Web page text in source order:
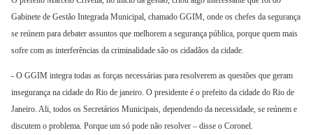
Gabinete de Gestão Integrada Municipal, chamado GGIM, onde os chefes da segurança
se reúnem para debater assuntos que melhorem a segurança pública, porque quem mais
sofre com as interferências da criminalidade são os cidadãos da cidade.
- O GGIM integra todas as forças necessárias para resolverem as questões que geram
insegurança na cidade do Rio de janeiro. O presidente é o prefeito da cidade do Rio de
Janeiro. Ali, todos os Secretários Municipais, dependendo da necessidade, se reúnem e
discutem o problema. Porque um só pode não resolver – disse o Coronel.